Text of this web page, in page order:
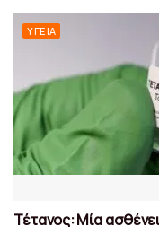
ΥΓΕΊΑ
Τέτανος: Μία